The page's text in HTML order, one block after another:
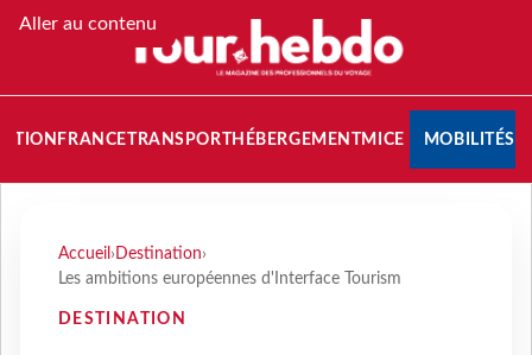
Aller au contenu
FRANCETRANSPORT HÉBERGEMENTMICE MOBILITÉS
Accueil › Destination›
Les ambitions européennes d'Interface Tourism
DESTINATION